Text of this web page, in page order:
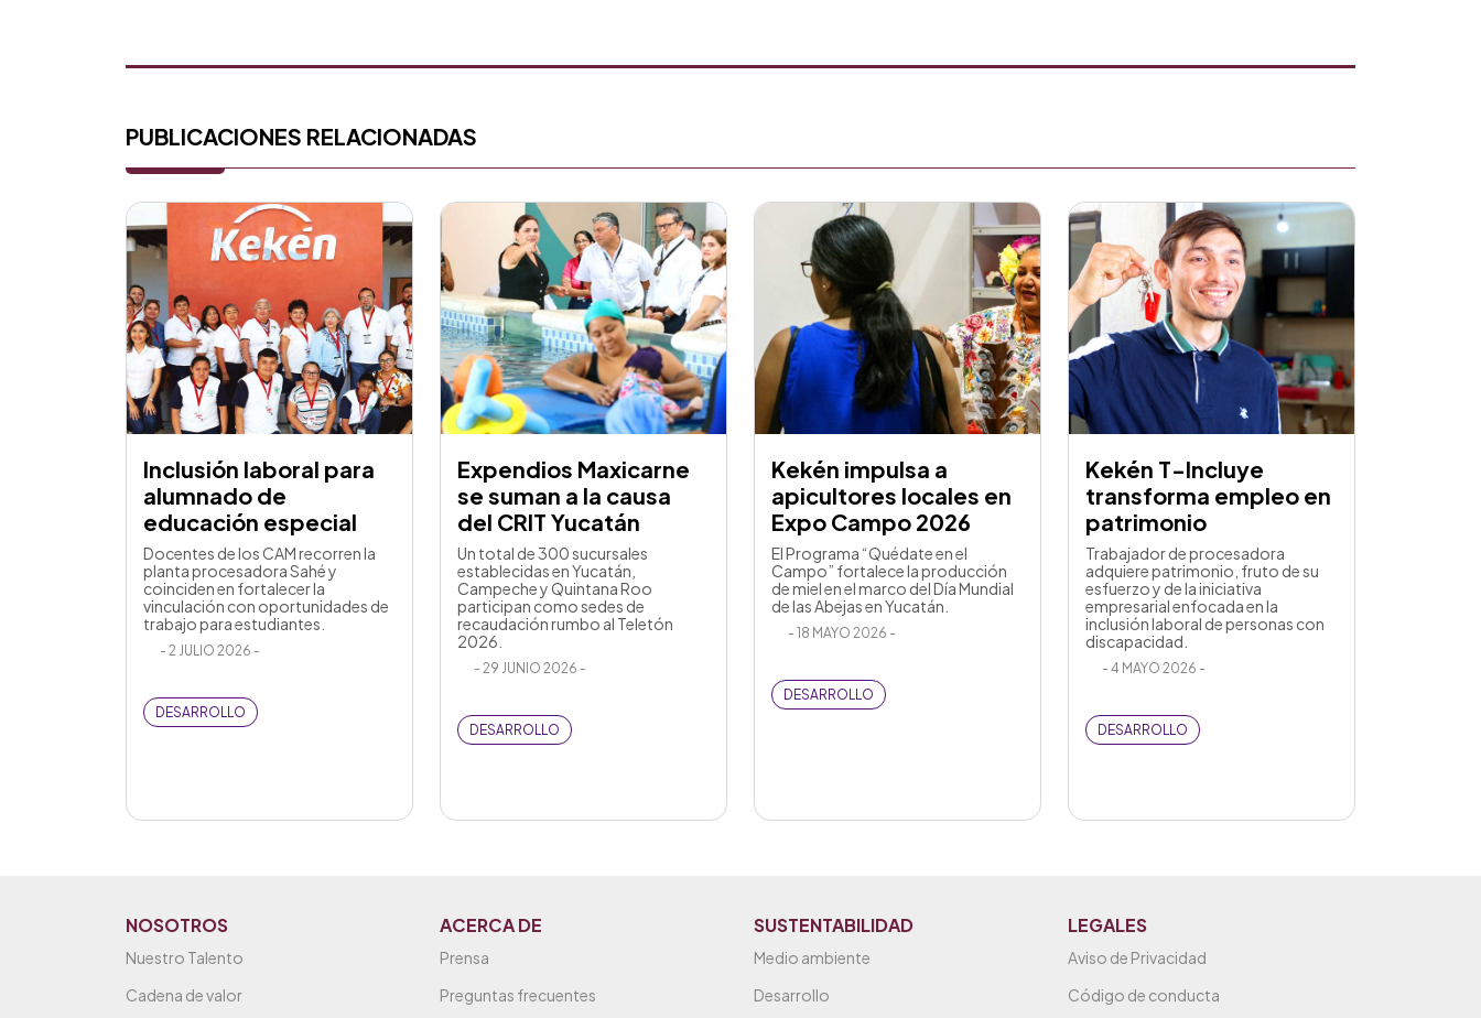
PUBLICACIONES RELACIONADAS
Inclusión laboral para
alumnado de
educación especial
Docentes de los CAM recorren la
planta procesadora Sahé y
coinciden en fortalecer la
vinculación con oportunidades de
trabajo para estudiantes.
- 2 JULIO 2026 -
DESARROLLO
Expendios Maxicarne
se suman a la causa
del CRIT Yucatán
Un total de 300 sucursales
establecidas en Yucatán,
Campeche y Quintana Roo
participan como sedes de
recaudación rumbo al Teletón
2026.
- 29 JUNIO 2026 -
DESARROLLO
Kekén impulsa a
apicultores locales en
Expo Campo 2026
El Programa “Quédate en el
Campo” fortalece la producción
de miel en el marco del Día Mundial
de las Abejas en Yucatán.
- 18 MAYO 2026 -
DESARROLLO
Kekén T-Incluye
transforma empleo en
patrimonio
Trabajador de procesadora
adquiere patrimonio, fruto de su
esfuerzo y de la iniciativa
empresarial enfocada en la
inclusión laboral de personas con
discapacidad.
- 4 MAYO 2026 -
DESARROLLO
NOSOTROS
Nuestro Talento
Cadena de valor
ACERCA DE
Prensa
Preguntas frecuentes
SUSTENTABILIDAD
Medio ambiente
Desarrollo
LEGALES
Aviso de Privacidad
Código de conducta